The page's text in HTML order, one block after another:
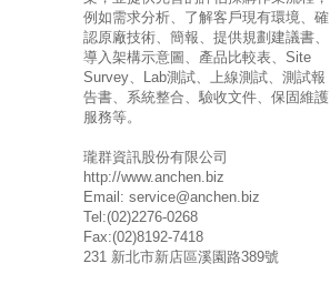
例如需求分析、了解客戶現有環境、確
認原廠技術、簡報、提供規劃建議書、
導入架構示意圖、產品比較表、Site
Survey、Lab測試、上線測試、測試報
告書、系統整合、驗收文件、保固維護
服務等。
瓏群資訊股份有限公司
http://www.anchen.biz
Email: service@anchen.biz
Tel:(02)2276-0268
Fax:(02)8192-7418
231 新北市新店區溪園路389號